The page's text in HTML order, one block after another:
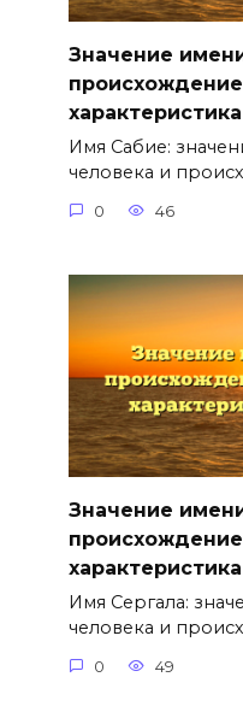
Значение
Имя Сабие:
человека и
0 46
Значение
Имя Сергала:
человека и
0 49